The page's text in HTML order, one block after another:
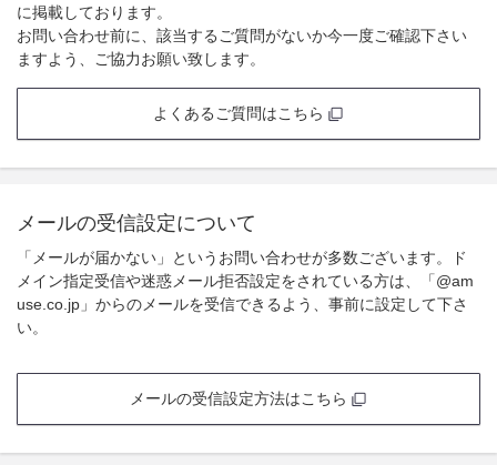
に掲載しております。
お問い合わせ前に、該当するご質問がないか今一度ご確認下さい
ますよう、ご協力お願い致します。
よくあるご質問はこちら
メールの受信設定について
「メールが届かない」というお問い合わせが多数ございます。ド
メイン指定受信や迷惑メール拒否設定をされている方は、「@am
use.co.jp」からのメールを受信できるよう、事前に設定して下さ
い。
メールの受信設定方法はこちら